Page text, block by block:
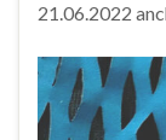
21.06.2022